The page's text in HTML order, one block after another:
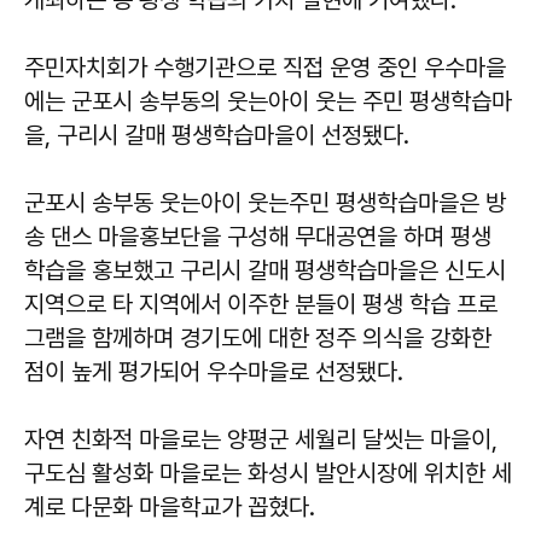
주민자치회가 수행기관으로 직접 운영 중인 우수마을
에는 군포시 송부동의 웃는아이 웃는 주민 평생학습마
을, 구리시 갈매 평생학습마을이 선정됐다.
군포시 송부동 웃는아이 웃는주민 평생학습마을은 방
송 댄스 마을홍보단을 구성해 무대공연을 하며 평생
학습을 홍보했고 구리시 갈매 평생학습마을은 신도시
지역으로 타 지역에서 이주한 분들이 평생 학습 프로
그램을 함께하며 경기도에 대한 정주 의식을 강화한
점이 높게 평가되어 우수마을로 선정됐다.
자연 친화적 마을로는 양평군 세월리 달씻는 마을이,
구도심 활성화 마을로는 화성시 발안시장에 위치한 세
계로 다문화 마을학교가 꼽혔다.